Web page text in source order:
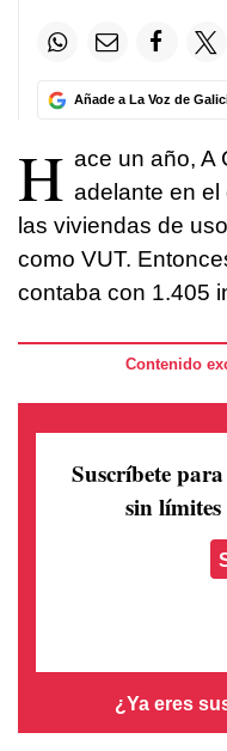
Añade a La Voz de
H ace un año, A
adelante en el
las viviendas de
como VUT.
contaba con 1.405
Contenido
Suscríbete
sin
¿Ya eres